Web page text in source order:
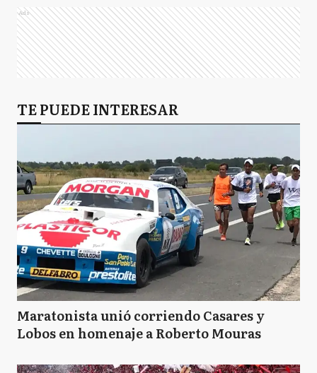
Ads
TE PUEDE INTERESAR
Maratonista unió corriendo Casares y
Lobos en homenaje a Roberto Mouras